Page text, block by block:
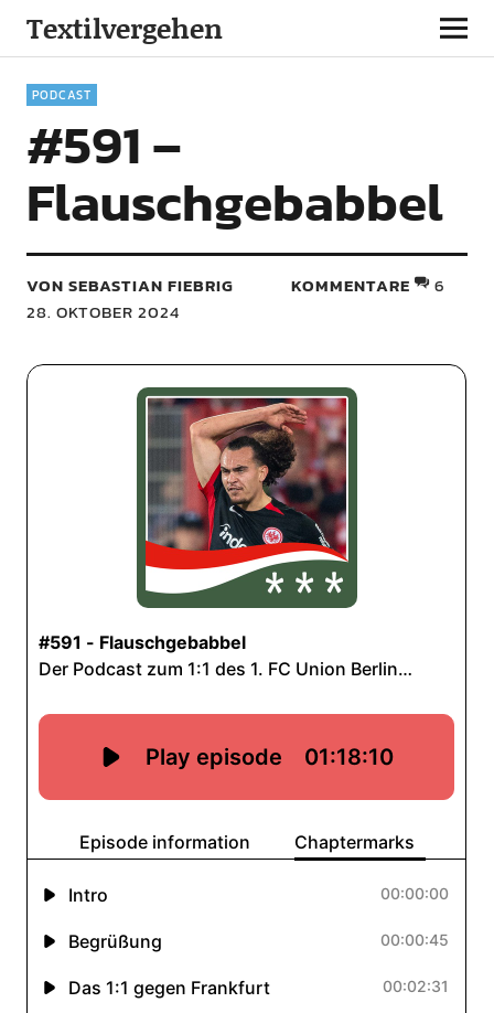
Textilvergehen
PODCAST
#591 –
Flauschgebabbel
VON SEBASTIAN FIEBRIG
28. OKTOBER 2024
KOMMENTARE 6